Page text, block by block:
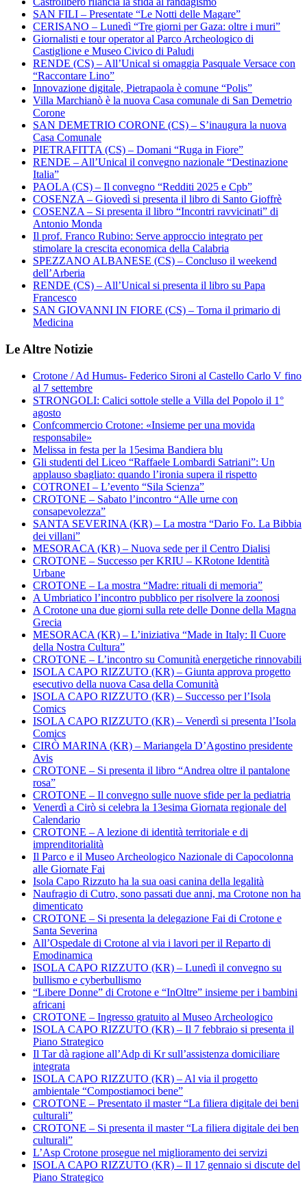
SAN FILI – Presentate “Le Notti delle Magare”
CERISANO – Lunedì “Tre giorni per Gaza: oltre i muri”
Giornalisti e tour operator al Parco Archeologico di
Castiglione e Museo Civico di Paludi
RENDE (CS) – All’Unical si omaggia Pasquale Versace con
“Raccontare Lino”
Innovazione digitale, Pietrapaola è comune “Polis”
Villa Marchianò è la nuova Casa comunale di San Demetrio
Corone
SAN DEMETRIO CORONE (CS) – S’inaugura la nuova
Casa Comunale
PIETRAFITTA (CS) – Domani “Ruga in Fiore”
RENDE – All’Unical il convegno nazionale “Destinazione
Italia”
PAOLA (CS) – Il convegno “Redditi 2025 e Cpb”
COSENZA – Giovedì si presenta il libro di Santo Gioffrè
COSENZA – Si presenta il libro “Incontri ravvicinati” di
Antonio Monda
Il prof. Franco Rubino: Serve approccio integrato per
stimolare la crescita economica della Calabria
SPEZZANO ALBANESE (CS) – Concluso il weekend
dell’Arberia
RENDE (CS) – All’Unical si presenta il libro su Papa
Francesco
SAN GIOVANNI IN FIORE (CS) – Torna il primario di
Medicina
Le Altre Notizie
Crotone / Ad Humus- Federico Sironi al Castello Carlo V fino
al 7 settembre
STRONGOLI: Calici sottole stelle a Villa del Popolo il 1°
agosto
Confcommercio Crotone: «Insieme per una movida
responsabile»
Melissa in festa per la 15esima Bandiera blu
Gli studenti del Liceo “Raffaele Lombardi Satriani”: Un
applauso sbagliato: quando l’ironia supera il rispetto
COTRONEI – L’evento “Sila Scienza”
CROTONE – Sabato l’incontro “Alle urne con
consapevolezza”
SANTA SEVERINA (KR) – La mostra “Dario Fo. La Bibbia
dei villani”
MESORACA (KR) – Nuova sede per il Centro Dialisi
CROTONE – Successo per KRIU – KRotone Identità
Urbane
CROTONE – La mostra “Madre: rituali di memoria”
A Umbriatico l’incontro pubblico per risolvere la zoonosi
A Crotone una due giorni sulla rete delle Donne della Magna
Grecia
MESORACA (KR) – L’iniziativa “Made in Italy: Il Cuore
della Nostra Cultura”
CROTONE – L’incontro su Comunità energetiche rinnovabili
ISOLA CAPO RIZZUTO (KR) – Giunta approva progetto
esecutivo della nuova Casa della Comunità
ISOLA CAPO RIZZUTO (KR) – Successo per l’Isola
Comics
ISOLA CAPO RIZZUTO (KR) – Venerdì si presenta l’Isola
Comics
CIRÒ MARINA (KR) – Mariangela D’Agostino presidente
Avis
CROTONE – Si presenta il libro “Andrea oltre il pantalone
rosa”
CROTONE – Il convegno sulle nuove sfide per la pediatria
Venerdì a Cirò si celebra la 13esima Giornata regionale del
Calendario
CROTONE – A lezione di identità territoriale e di
imprenditorialità
Il Parco e il Museo Archeologico Nazionale di Capocolonna
alle Giornate Fai
Isola Capo Rizzuto ha la sua oasi canina della legalità
Naufragio di Cutro, sono passati due anni, ma Crotone non ha
dimenticato
CROTONE – Si presenta la delegazione Fai di Crotone e
Santa Severina
All’Ospedale di Crotone al via i lavori per il Reparto di
Emodinamica
ISOLA CAPO RIZZUTO (KR) – Lunedì il convegno su
bullismo e cyberbullismo
“Libere Donne” di Crotone e “InOltre” insieme per i bambini
africani
CROTONE – Ingresso gratuito al Museo Archeologico
ISOLA CAPO RIZZUTO (KR) – Il 7 febbraio si presenta il
Piano Strategico
Il Tar dà ragione all’Adp di Kr sull’assistenza domiciliare
integrata
ISOLA CAPO RIZZUTO (KR) – Al via il progetto
ambientale “Compostiamoci bene”
CROTONE – Presentato il master “La filiera digitale dei beni
culturali”
CROTONE – Si presenta il master “La filiera digitale dei ben
culturali”
L’Asp Crotone prosegue nel miglioramento dei servizi
ISOLA CAPO RIZZUTO (KR) – Il 17 gennaio si discute del
Piano Strategico